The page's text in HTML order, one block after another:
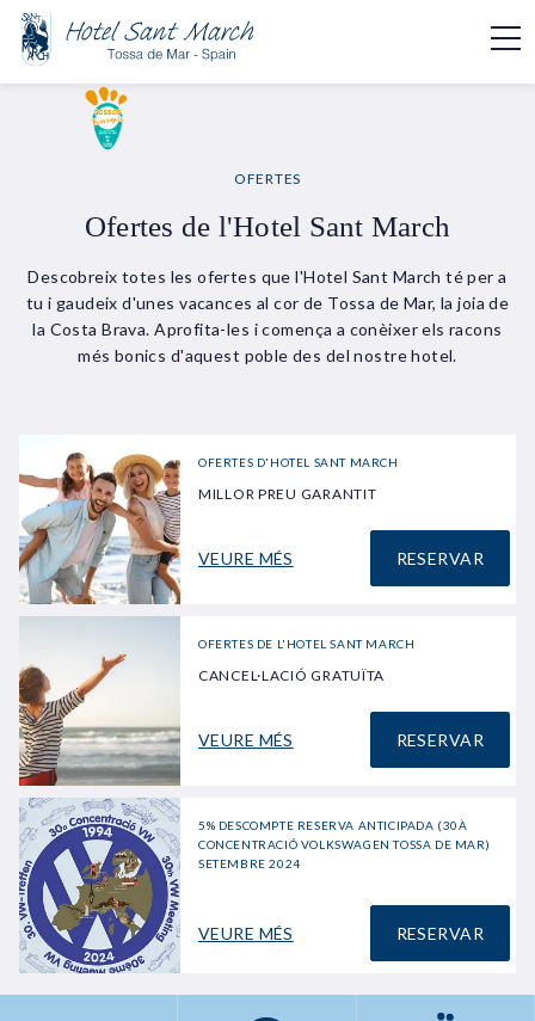
OFERTES
Ofertes de l'Hotel Sant March
Descobreix totes les ofertes que l'Hotel Sant March té per a
tu i gaudeix d'unes vacances al cor de Tossa de Mar, la joia de
la Costa Brava. Aprofita-les i comença a conèixer els racons
més bonics d'aquest poble des del nostre hotel.
OFERTES D'HOTEL SANT MARCH
MILLOR PREU GARANTIT
VEURE MÉS RESERVAR
OFERTES DE L'HOTEL SANT MARCH
CANCEL·LACIÓ GRATUÏTA
VEURE MÉS RESERVAR
5% DESCOMPTE RESERVA ANTICIPADA (30À
CONCENTRACIÓ VOLKSWAGEN TOSSA DE MAR)
SETEMBRE 2024
VEURE MÉS RESERVAR